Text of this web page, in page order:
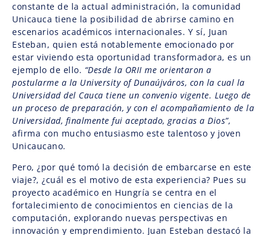
constante de la actual administración, la comunidad
Unicauca tiene la posibilidad de abrirse camino en
escenarios académicos internacionales. Y sí, Juan
Esteban, quien está notablemente emocionado por
estar viviendo esta oportunidad transformadora, es un
ejemplo de ello. “Desde la ORII me orientaron a
postularme a la University of Dunaújváros, con la cual la
Universidad del Cauca tiene un convenio vigente. Luego de
un proceso de preparación, y con el acompañamiento de la
Universidad, finalmente fui aceptado, gracias a Dios”,
afirma con mucho entusiasmo este talentoso y joven
Unicaucano.
Pero, ¿por qué tomó la decisión de embarcarse en este
viaje?, ¿cuál es el motivo de esta experiencia? Pues su
proyecto académico en Hungría se centra en el
fortalecimiento de conocimientos en ciencias de la
computación, explorando nuevas perspectivas en
innovación y emprendimiento. Juan Esteban destacó la